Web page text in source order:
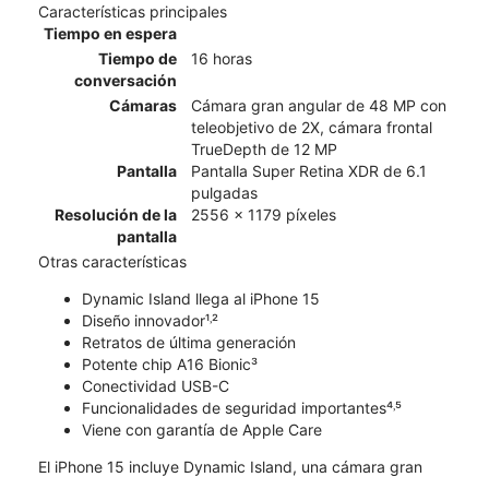
Características principales
Tiempo en espera
Tiempo de
conversación
16 horas
Cámaras
Cámara gran angular de 48 MP con
teleobjetivo de 2X, cámara frontal
TrueDepth de 12 MP
Pantalla
Pantalla Super Retina XDR de 6.1
pulgadas
Resolución de la
pantalla
2556 x 1179 píxeles
Otras características
Dynamic Island llega al iPhone 15
Diseño innovador¹˒²
Retratos de última generación
Potente chip A16 Bionic³
Conectividad USB-C
Funcionalidades de seguridad importantes⁴˒⁵
Viene con garantía de Apple Care
El iPhone 15 incluye Dynamic Island, una cámara gran